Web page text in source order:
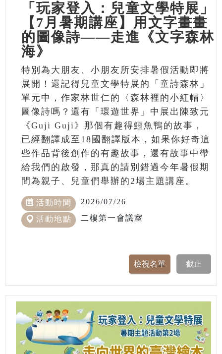
「玩家登入：兒童文學特展」
【7月暑期講座】用文字畫畫
的圖像詩——走進《文字森林
海》
特別為大朋友、小朋友所安排暑假活動即將
展開！還記得兒童文學特展的「童詩森林」
單元中，作家林世仁的〈森林裡的小紅帽〉
圖像詩嗎？還有「環遊世界」中展出陳致元
《Guji Guji》那個有趣得鱷魚鴨的故事，
已經翻譯成至18國翻譯版本，如果你好奇這
些作品背後創作的有趣故事，還有故事中帶
給我們的啟發，那真的請別錯過今年暑假期
間為親子、兒童們舉辦的2場主題講座。
活動時間 2026/07/26
活動地點 二樓第一會議室